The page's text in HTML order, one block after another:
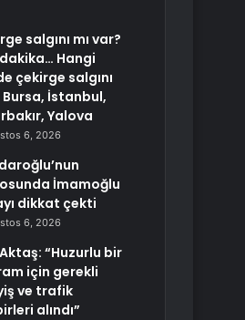
salgını mı var?
Hangi
çekirge salgını
İstanbul,
Yalova
6, 2026
İmamoğlu
dikkat çekti
6, 2026
“Huzurlu bir
için gerekli
ve trafik
alındı”